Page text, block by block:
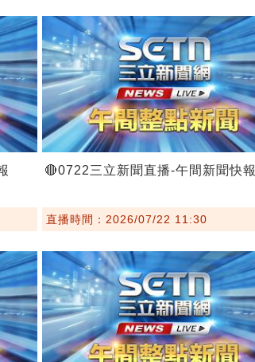
🔴0722三立新聞直播-午間新聞快報
直播時間：2026/07/22 11:30